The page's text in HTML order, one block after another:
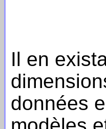
Il en
données